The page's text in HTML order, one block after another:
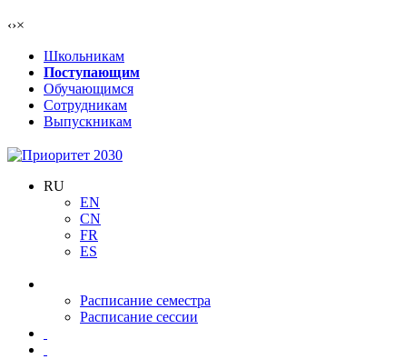
‹›×
Школьникам
Поступающим
Обучающимся
Сотрудникам
Выпускникам
RU
EN
CN
FR
ES
Расписание семестра
Расписание сессии